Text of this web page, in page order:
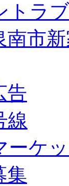
トラ
南市
告
線
ーケ
集